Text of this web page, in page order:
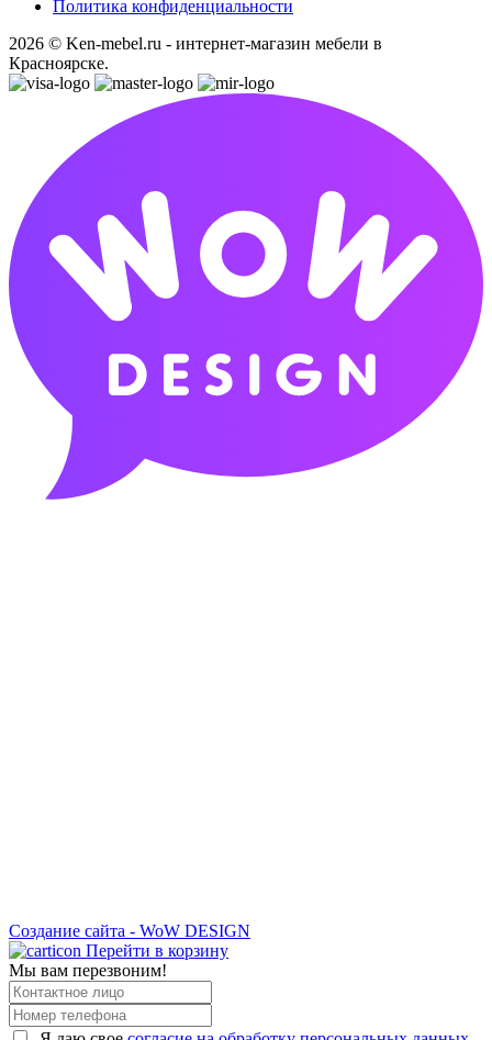
Политика конфиденциальности
2026 © Ken-mebel.ru - интернет-магазин мебели в
Красноярске.
Создание сайта - WoW DESIGN
Перейти в корзину
Мы вам перезвоним!